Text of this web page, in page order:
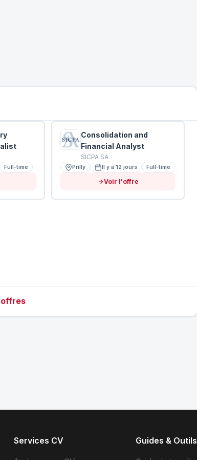
Full-time
Consolidation and
Financial Analyst
SICPA SA
Prilly Il y a 12 jours Full-time
Voir l'offre
Services CV Guides & Outils